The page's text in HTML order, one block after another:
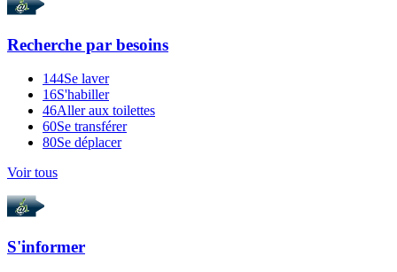
Recherche par besoins
144Se laver
16S'habiller
46Aller aux toilettes
60Se transférer
80Se déplacer
Voir tous
S'informer